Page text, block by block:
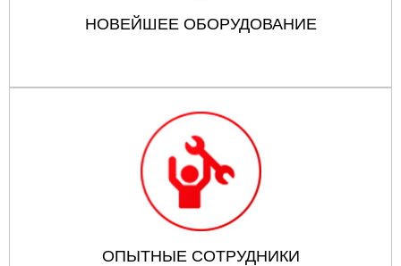
НОВЕЙШЕЕ ОБОРУДОВАНИЕ
ОПЫТНЫЕ СОТРУДНИКИ